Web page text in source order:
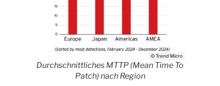
Durchschnittliches MTTP (Mean Time To
Patch) nach Region
© Trend Micro